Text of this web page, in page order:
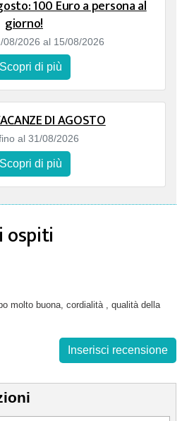
100 Euro a persona al
giorno!
08/2026 al 15/08/2026
di più
DI AGOSTO
al 31/08/2026
di più
ospiti
molto buona, cordialità , qualità della
Inserisci recensione